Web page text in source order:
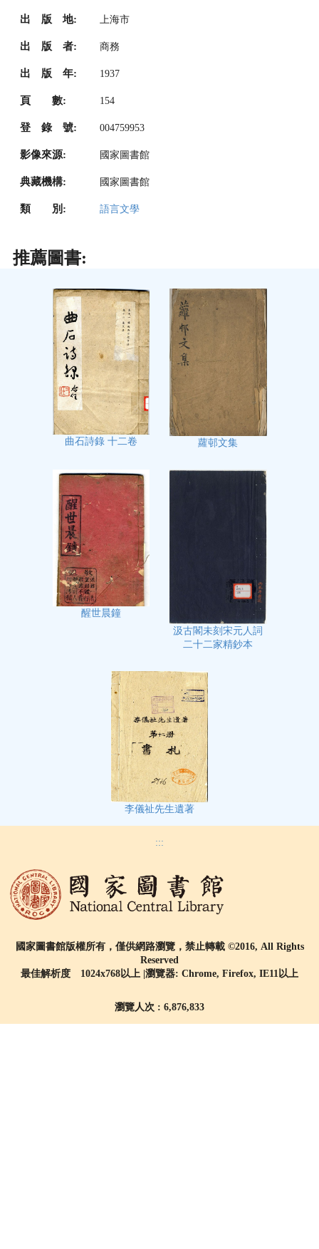
出 版 地: 上海市
出 版 者: 商務
出 版 年: 1937
頁 數: 154
登 錄 號: 004759953
影像來源: 國家圖書館
典藏機構: 國家圖書館
類 別: 語言文學
推薦圖書:
曲石詩錄 十二卷 蘿邨文集
醒世晨鐘
汲古閣未刻宋元人詞
二十二家精鈔本
李儀祉先生遺著
:::
國家圖書館版權所有，僅供網路瀏覽，禁止轉載 ©2016, All Rights
Reserved
最佳解析度 1024x768以上 |瀏覽器: Chrome, Firefox, IE11以上
瀏覽人次 : 6,876,833